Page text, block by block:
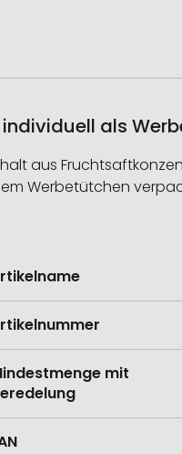
als
aus
Werbetütchen
mit